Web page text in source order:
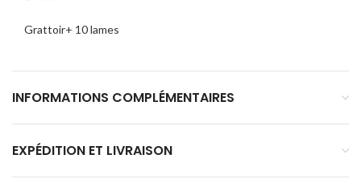
Grattoir+ 10 lames
INFORMATIONS COMPLÉMENTAIRES
EXPÉDITION ET LIVRAISON